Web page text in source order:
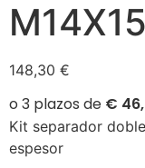
148,30 €
Kit separador
espesor